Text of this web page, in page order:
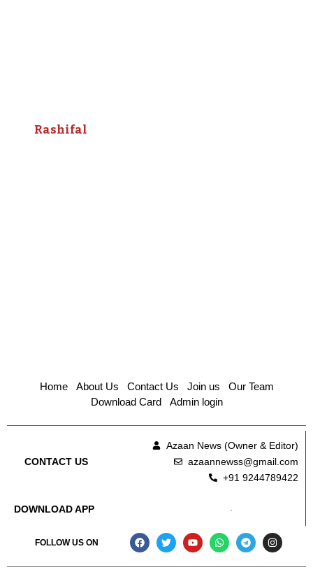
Rashifal
Home About Us Contact Us Join us
Our Team
Download Card
Admin login
CONTACT US
Azaan News (Owner & Editor)
azaannewss@gmail.com
+91 9244789422
DOWNLOAD APP
FOLLOW US ON